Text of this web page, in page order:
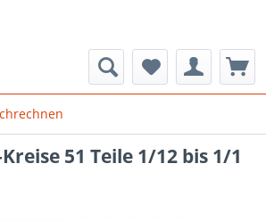
51 Teile 1/12 bis 1/1